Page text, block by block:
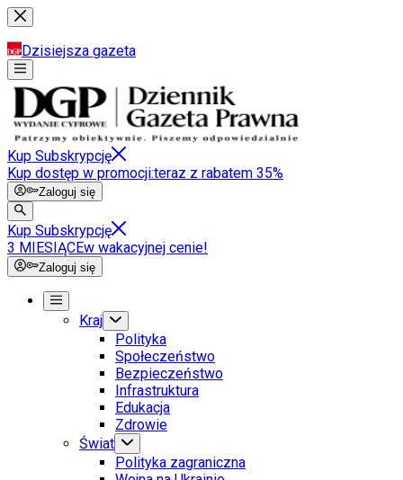
Dzisiejsza gazeta
Kup Subskrypcję
Kup dostęp w promocji:teraz z rabatem 35%
Zaloguj się
Kup Subskrypcję
3 MIESIĄCEw wakacyjnej cenie!
Zaloguj się
Kraj
Polityka
Społeczeństwo
Bezpieczeństwo
Infrastruktura
Edukacja
Zdrowie
Świat
Polityka zagraniczna